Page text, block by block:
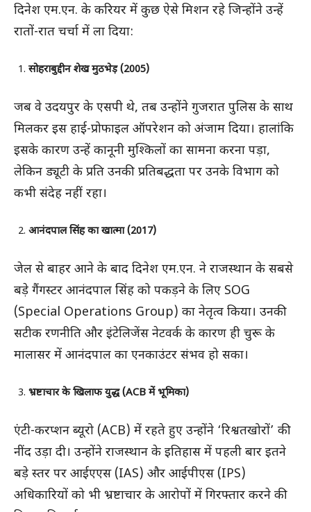
दिनेश एम.एन. के करियर में कुछ ऐसे मिशन रहे जिन्होंने उन्हें
रातों-रात चर्चा में ला दिया:
सोहराबुद्दीन शेख मुठभेड़ (2005)
जब वे उदयपुर के एसपी थे, तब उन्होंने गुजरात पुलिस के साथ
मिलकर इस हाई-प्रोफाइल ऑपरेशन को अंजाम दिया। हालांकि
इसके कारण उन्हें कानूनी मुश्किलों का सामना करना पड़ा,
लेकिन ड्यूटी के प्रति उनकी प्रतिबद्धता पर उनके विभाग को
कभी संदेह नहीं रहा।
आनंदपाल सिंह का खात्मा (2017)
जेल से बाहर आने के बाद दिनेश एम.एन. ने राजस्थान के सबसे
बड़े गैंगस्टर आनंदपाल सिंह को पकड़ने के लिए SOG
(Special Operations Group) का नेतृत्व किया। उनकी
सटीक रणनीति और इंटेलिजेंस नेटवर्क के कारण ही चुरू के
मालासर में आनंदपाल का एनकाउंटर संभव हो सका।
भ्रष्टाचार के खिलाफ युद्ध (ACB में भूमिका)
एंटी-करप्शन ब्यूरो (ACB) में रहते हुए उन्होंने ‘रिश्वतखोरों’ की
नींद उड़ा दी। उन्होंने राजस्थान के इतिहास में पहली बार इतने
बड़े स्तर पर आईएएस (IAS) और आईपीएस (IPS)
अधिकारियों को भी भ्रष्टाचार के आरोपों में गिरफ्तार करने की